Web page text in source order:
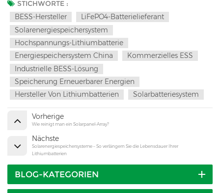
STICHWORTE :
BESS-Hersteller
LiFePO4-Batterielieferant
Solarenergiespeichersystem
Hochspannungs-Lithiumbatterie
Energiespeichersystem China
Kommerzielles ESS
Industrielle BESS-Lösung
Speicherung Erneuerbarer Energien
Hersteller Von Lithiumbatterien
Solarbatteriesystem
Vorherige
Wie reinigt man ein Solarpanel-Array?
Nächste
Solarenergiespeichersysteme – So verlängern Sie die Lebensdauer Ihrer
Lithiumbatterien
BLOG-KATEGORIEN